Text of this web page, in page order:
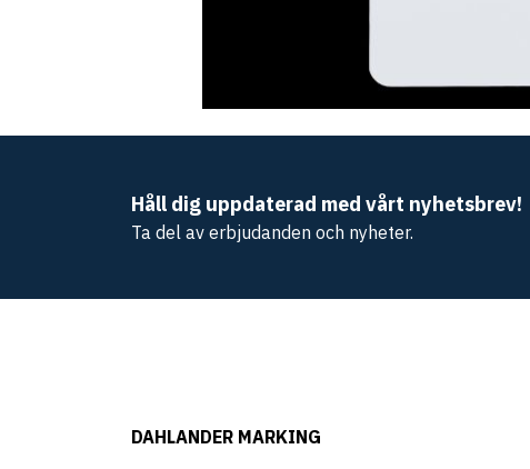
Håll dig uppdaterad med vårt nyhetsbrev!
Ta del av erbjudanden och nyheter.
DAHLANDER MARKING